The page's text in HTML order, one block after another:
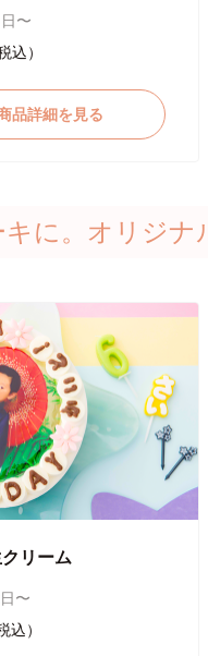
〜
込）
詳細を見る
に。オリジナ
リーム
〜
込）